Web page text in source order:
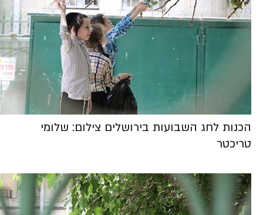
הכנות לחג השבועות בירושלים צילום: שלומי
טריכטר